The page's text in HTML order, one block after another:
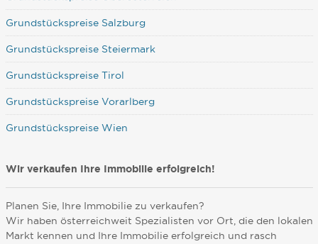
Grundstückspreise Salzburg
Grundstückspreise Steiermark
Grundstückspreise Tirol
Grundstückspreise Vorarlberg
Grundstückspreise Wien
Wir verkaufen Ihre Immobilie erfolgreich!
Planen Sie, Ihre Immobilie zu verkaufen?
Wir haben österreichweit Spezialisten vor Ort, die den lokalen
Markt kennen und Ihre Immobilie erfolgreich und rasch